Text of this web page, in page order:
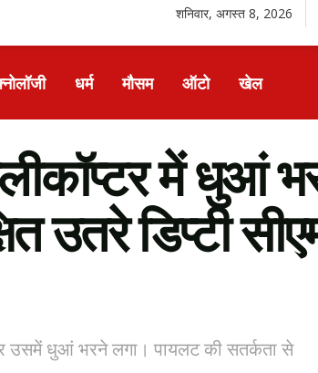
शनिवार, अगस्त 8, 2026
धर्म मौसम ऑटो खेल
में धुआं
उतरे डिप्टी
उसमें धुआं भरने लगा। पायलट की सतर्कता से